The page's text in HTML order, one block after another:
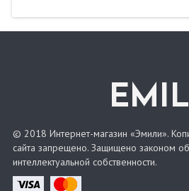
© 2018 Интернет-магазин «Эмили».
сайта запрещено. Защищено законом
интеллектуальной собственности.